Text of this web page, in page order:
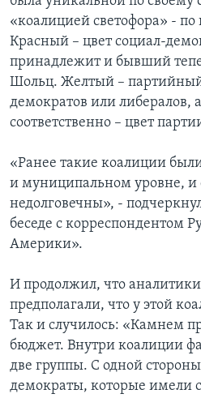
«коалицией светофора» -
Красный – цвет социал-
принадлежит и бывший
Шольц. Желтый –
демократов или либералов,
соответственно – цвет
«Ранее такие коалиции
и муниципальном уровне,
недолговечны», -
беседе с корреспондентом
Америки».
И продолжил, что аналитики
предполагали, что у этой
Так и случилось: «Камнем
бюджет. Внутри коалиции
две группы. С одной
демократы, которые имели